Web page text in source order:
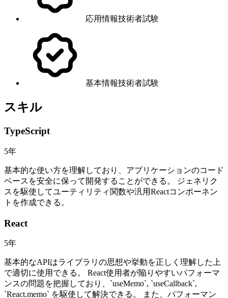
応用情報技術者試験
基本情報技術者試験
スキル
TypeScript
5年
基本的な使い方を理解しており、アプリケーションのコード
ベースを安全に保って開発することができる。 ジェネリク
スを駆使してユーティリティ関数や汎用Reactコンポーネン
トを作成できる。
React
5年
基本的なAPIはライブラリの思想や挙動を正しく理解した上
で適切に使用できる。 React使用者が陥りやすいパフォーマ
ンスの問題を把握しており、`useMemo`, `useCallback`,
`React.memo` を駆使して解決できる。 また、パフォーマン